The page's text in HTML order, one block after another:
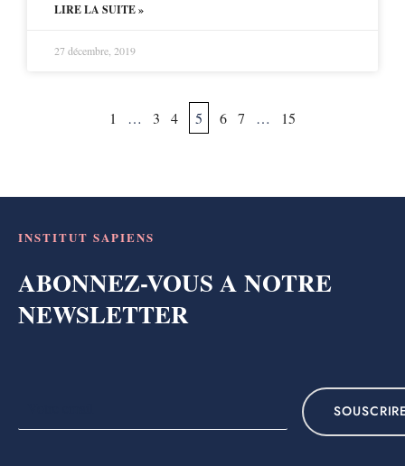
LIRE LA SUITE »
27 décembre, 2019
1 … 3 4 5 6 7 … 15
INSTITUT SAPIENS
ABONNEZ-VOUS A NOTRE
NEWSLETTER